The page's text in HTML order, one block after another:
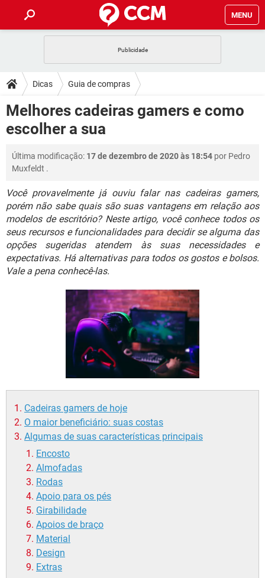
MENU
CELULAR
OUTLOOK EXCEL
INSTAGRAM
DICAS
JOGOS
CELULAR FACEBOOK
INSTAGRAM GMAIL
DOWNLOADS
JOGOS
OUTLOOK
INSTAGRAM GMAIL
GUIA DE COMPRAS
FÓRUM
JOGOS WHATSAPP
OUTLOOK EXCEL
INSTAGRAM GMAIL
GUIA DE COMPRAS
GLOSSÁRIO
JOGOS WHATSAPP
CELULAR FACEBOOK
OUTLOOK EXCEL
INSTAGRAM GMAIL
GUIA DE COMPRAS
Dicas Guia de compras
Melhores cadeiras gamers e como
escolher a sua
Última modificação: 17 de dezembro de 2020 às 18:54 por Pedro
Muxfeldt .
Você provavelmente já ouviu falar nas cadeiras gamers,
porém não sabe quais são suas vantagens em relação aos
modelos de escritório? Neste artigo, você conhece todos os
seus recursos e funcionalidades para decidir se alguma das
opções sugeridas atendem às suas necessidades e
expectativas. Há alternativas para todos os gostos e bolsos.
Vale a pena conhecê-las.
Cadeiras gamers de hoje
O maior beneficiário: suas costas
Algumas de suas características principais
Encosto
Almofadas
Rodas
Apoio para os pés
Girabilidade
Apoios de braço
Material
Design
Extras